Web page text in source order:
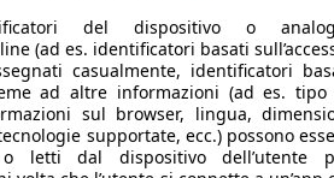
del dispositivo o
(ad es. identificatori basati
casualmente, identificatori
ad altre informazioni (ad es.
sul browser, lingua,
supportate, ecc.) possono
letti dal dispositivo dell’utente